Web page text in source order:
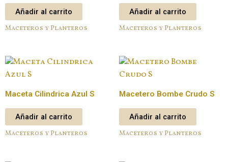
Añadir al carrito
Maceteros y Planteros
Añadir al carrito
Maceteros y Planteros
Maceta Cilindrica Azul S
Añadir al carrito
Maceteros y Planteros
Macetero Bombe Crudo S
Añadir al carrito
Maceteros y Planteros